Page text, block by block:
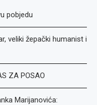
pobjedu
veliki žepački humanist i
ZA POSAO
Marijanovića: